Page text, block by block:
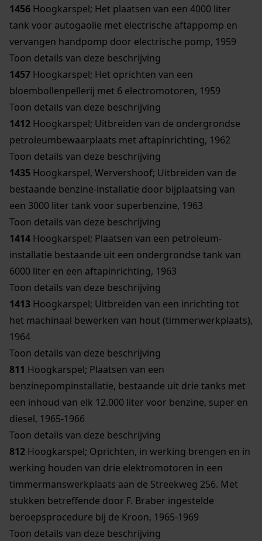
1456 Hoogkarspel; Het plaatsen van een 4000 liter
tank voor autogaolie met electrische aftappomp en
vervangen handpomp door electrische pomp, 1959
Toon details van deze beschrijving
1457 Hoogkarspel; Het oprichten van een
bloembollenpellerij met 6 electromotoren, 1959
Toon details van deze beschrijving
1412 Hoogkarspel; Uitbreiden van de ondergrondse
petroleumbewaarplaats met aftapinrichting, 1962
Toon details van deze beschrijving
1435 Hoogkarspel, Wervershoof; Uitbreiden van de
bestaande benzine-installatie door bijplaatsing van
een 3000 liter tank voor superbenzine, 1963
Toon details van deze beschrijving
1414 Hoogkarspel; Plaatsen van een petroleum-
installatie bestaande uit een ondergrondse tank van
6000 liter en een aftapinrichting, 1963
Toon details van deze beschrijving
1413 Hoogkarspel; Uitbreiden van een inrichting tot
het machinaal bewerken van hout (timmerwerkplaats),
1964
Toon details van deze beschrijving
811 Hoogkarspel; Plaatsen van een
benzinepompinstallatie, bestaande uit drie tanks met
een inhoud van elk 12.000 liter voor benzine, super en
diesel, 1965-1966
Toon details van deze beschrijving
812 Hoogkarspel; Oprichten, in werking brengen en in
werking houden van drie elektromotoren in een
timmermanswerkplaats aan de Streekweg 256. Met
stukken betreffende door F. Braber ingestelde
beroepsprocedure bij de Kroon, 1965-1969
Toon details van deze beschrijving